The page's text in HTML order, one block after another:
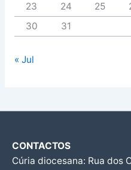
23
24 25
30
31
« Jul
CONTACTOS
Cúria diocesana: Rua dos